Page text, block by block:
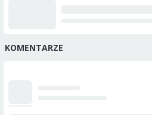
KOMENTARZE